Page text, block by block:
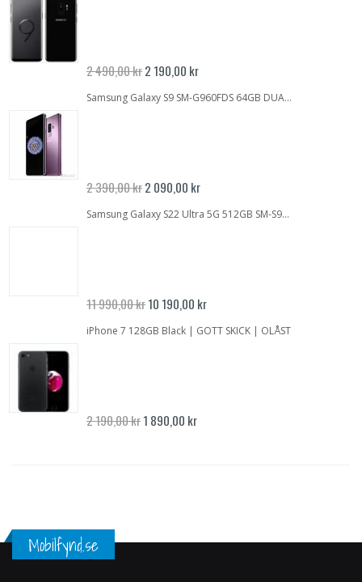
2 490,00 kr Specialpris
2 190,00 kr
Samsung Galaxy S9 SM-G960FDS 64GB DUALSIM Lilac Purple | Inbrända pixlar | GOTT SKICK | OLÅST
2 390,00 kr Specialpris
2 090,00 kr
Samsung Galaxy S22 Ultra 5G 512GB SM-S908B Vit | NYSKICK | OLÅST
11 990,00 kr Specialpris
10 190,00 kr
iPhone 7 128GB Black | GOTT SKICK | OLÅST
2 190,00 kr Specialpris
1 890,00 kr
Mobilfynd.se